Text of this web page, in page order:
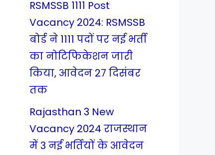
RSMSSB 1111 Post
Vacancy 2024: RSMSSB
बोर्ड ने 1111 पदों पर नई भर्ती
का नोटिफिकेशन जारी
किया, आवेदन 27 दिसंबर
तक
Rajasthan 3 New
Vacancy 2024 राजस्थान
में 3 नई भर्तियों के आवेदन